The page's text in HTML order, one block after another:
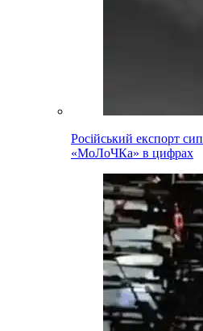
Російський експорт
«МоЛоЧКа» в цифрах